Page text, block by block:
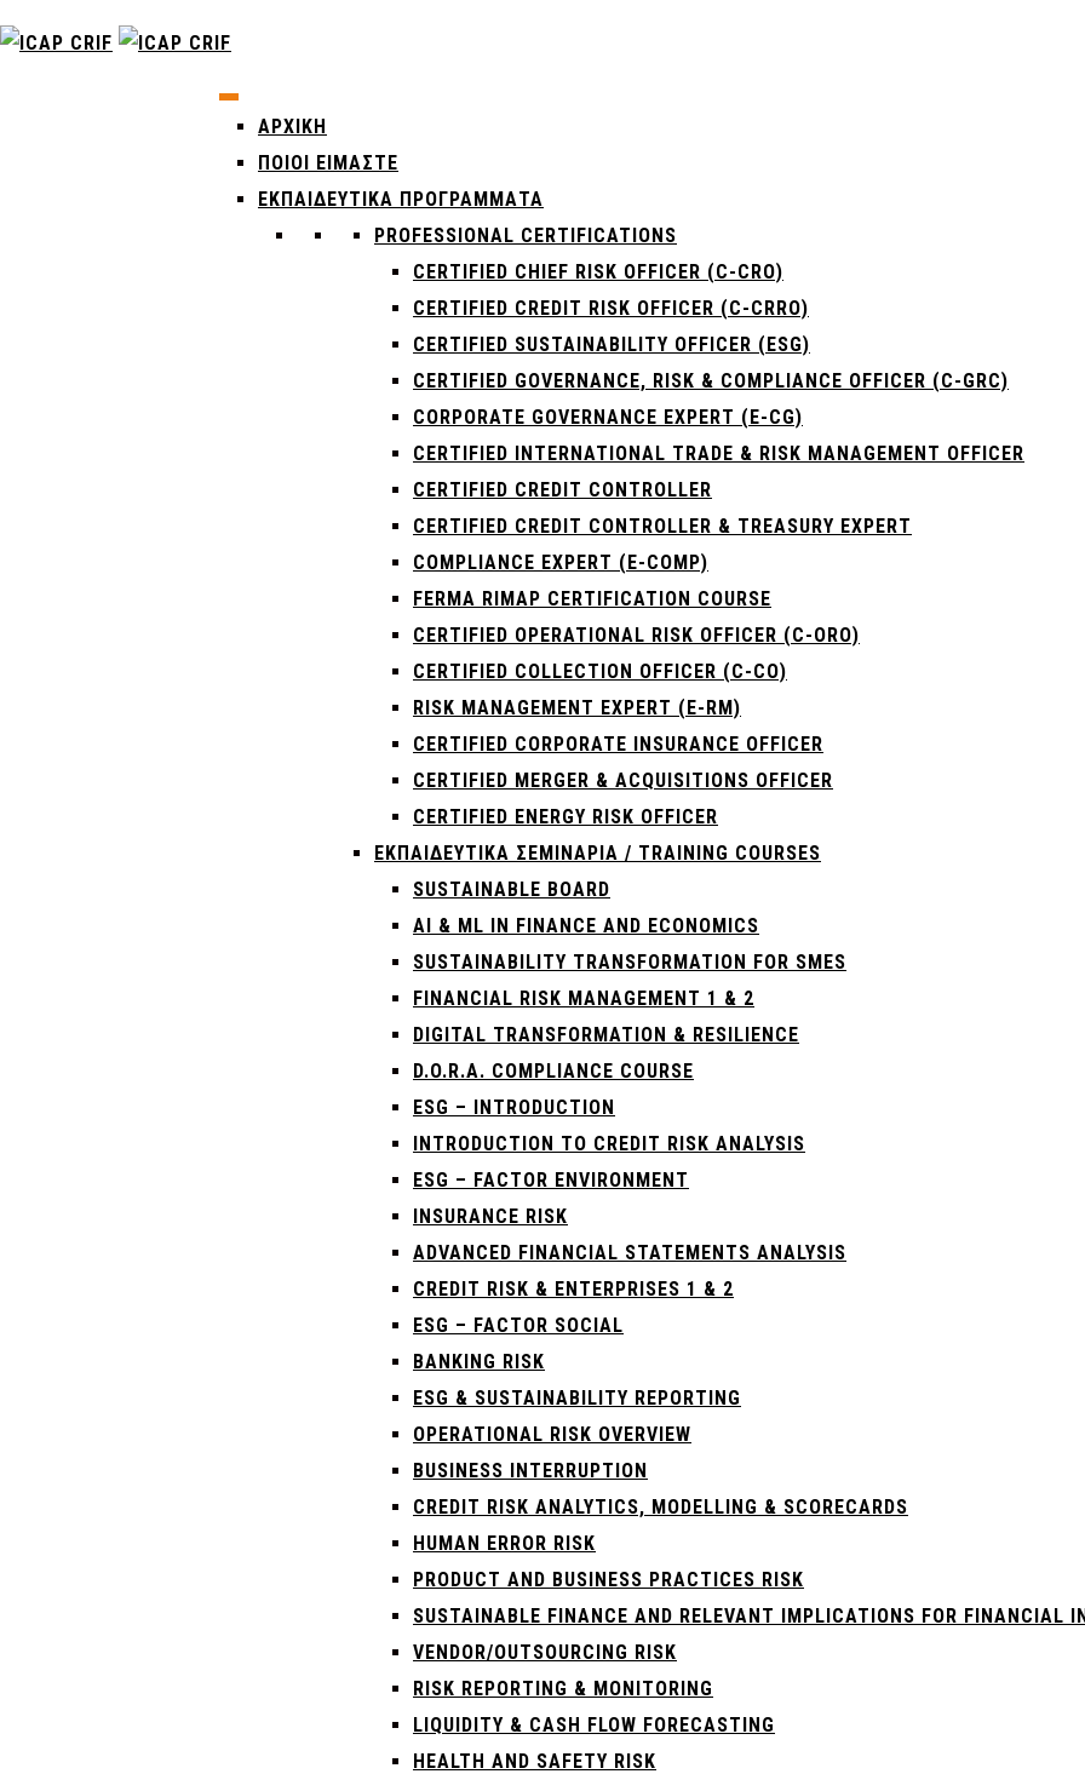
ΑΡΧΙΚΉ
ΠΟΙΟΙ ΕΊΜΑΣΤΕ
ΕΚΠΑΙΔΕΥΤΙΚΑ ΠΡΟΓΡΑΜΜΑΤΑ
PROFESSIONAL CERTIFICATIONS
CERTIFIED CHIEF RISK OFFICER (C-CRO)
CERTIFIED CREDIT RISK OFFICER (C-CRRO)
CERTIFIED SUSTAINABILITY OFFICER (ESG)
CERTIFIED GOVERNANCE, RISK & COMPLIANCE OFFICER (C-GRC)
CORPORATE GOVERNANCE EXPERT (E-CG)
CERTIFIED INTERNATIONAL TRADE & RISK MANAGEMENT OFFICER
CERTIFIED CREDIT CONTROLLER
CERTIFIED CREDIT CONTROLLER & TREASURY EXPERT
COMPLIANCE EXPERT (E-COMP)
FERMA RIMAP CERTIFICATION COURSE
CERTIFIED OPERATIONAL RISK OFFICER (C-ORO)
CERTIFIED COLLECTION OFFICER (C-CO)
RISK MANAGEMENT EXPERT (E-RM)
CERTIFIED CORPORATE INSURANCE OFFICER
CERTIFIED MERGER & ACQUISITIONS OFFICER
CERTIFIED ENERGY RISK OFFICER
ΕΚΠΑΙΔΕΥΤΙΚΆ ΣΕΜΙΝΆΡΙΑ / TRAINING COURSES
SUSTAINABLE BOARD
AI & ML IN FINANCE AND ECONOMICS
SUSTAINABILITY TRANSFORMATION FOR SMES
FINANCIAL RISK MANAGEMENT 1 & 2
DIGITAL TRANSFORMATION & RESILIENCE
D.O.R.A. COMPLIANCE COURSE
ESG – INTRODUCTION
INTRODUCTION TO CREDIT RISK ANALYSIS
ESG – FACTOR ENVIRONMENT
INSURANCE RISK
ADVANCED FINANCIAL STATEMENTS ANALYSIS
CREDIT RISK & ENTERPRISES 1 & 2
ESG – FACTOR SOCIAL
BANKING RISK
ESG & SUSTAINABILITY REPORTING
OPERATIONAL RISK OVERVIEW
BUSINESS INTERRUPTION
CREDIT RISK ANALYTICS, MODELLING & SCORECARDS
HUMAN ERROR RISK
PRODUCT AND BUSINESS PRACTICES RISK
SUSTAINABLE FINANCE AND RELEVANT IMPLICATIONS FOR FINANCIAL
VENDOR/OUTSOURCING RISK
RISK REPORTING & MONITORING
LIQUIDITY & CASH FLOW FORECASTING
HEALTH AND SAFETY RISK